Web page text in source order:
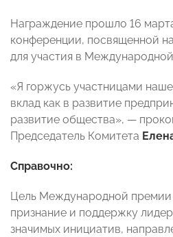
Награждение прошло 16
конференции, посвященной
для участия в
«Я горжусь участницами
вклад как в развитие
развитие общества», —
Председатель Комитета
Справочно:
Цель Международной
признание и поддержку
значимых инициатив,